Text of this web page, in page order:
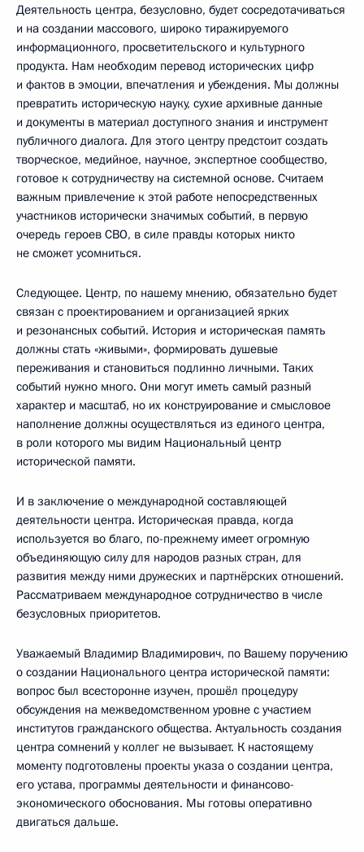
Деятельность центра, безусловно, будет сосредотачиваться
и на создании массового, широко тиражируемого
информационного, просветительского и культурного
продукта. Нам необходим перевод исторических цифр
и фактов в эмоции, впечатления и убеждения. Мы должны
превратить историческую науку, сухие архивные данные
и документы в материал доступного знания и инструмент
публичного диалога. Для этого центру предстоит создать
творческое, медийное, научное, экспертное сообщество,
готовое к сотрудничеству на системной основе. Считаем
важным привлечение к этой работе непосредственных
участников исторически значимых событий, в первую
очередь героев СВО, в силе правды которых никто
не сможет усомниться.
Следующее. Центр, по нашему мнению, обязательно будет
связан с проектированием и организацией ярких
и резонансных событий. История и историческая память
должны стать «живыми», формировать душевые
переживания и становиться подлинно личными. Таких
событий нужно много. Они могут иметь самый разный
характер и масштаб, но их конструирование и смысловое
наполнение должны осуществляться из единого центра,
в роли которого мы видим Национальный центр
исторической памяти.
И в заключение о международной составляющей
деятельности центра. Историческая правда, когда
используется во благо, по-прежнему имеет огромную
объединяющую силу для народов разных стран, для
развития между ними дружеских и партнёрских отношений.
Рассматриваем международное сотрудничество в числе
безусловных приоритетов.
Уважаемый Владимир Владимирович, по Вашему поручению
о создании Национального центра исторической памяти:
вопрос был всесторонне изучен, прошёл процедуру
обсуждения на межведомственном уровне с участием
институтов гражданского общества. Актуальность создания
центра сомнений у коллег не вызывает. К настоящему
моменту подготовлены проекты указа о создании центра,
его устава, программы деятельности и финансово-
экономического обоснования. Мы готовы оперативно
двигаться дальше.